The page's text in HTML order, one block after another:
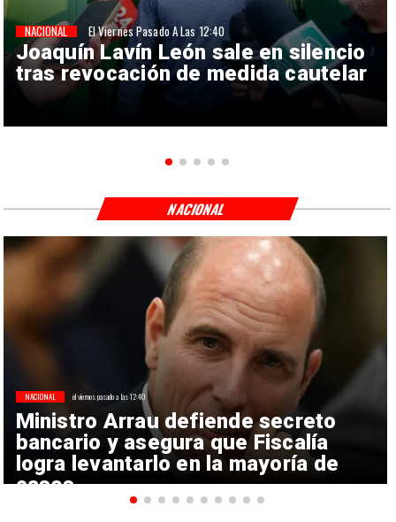
Joaquín Lavín León sale en silencio
tras revocación de medida cautelar
NACIONAL El Viernes Pasado A Las 12:40
Ministro Arrau defiende secreto
bancario y asegura que Fiscalía
logra levantarlo en la mayoría de
casos
NACIONAL el viernes pasado a las 12:40
NACIONAL